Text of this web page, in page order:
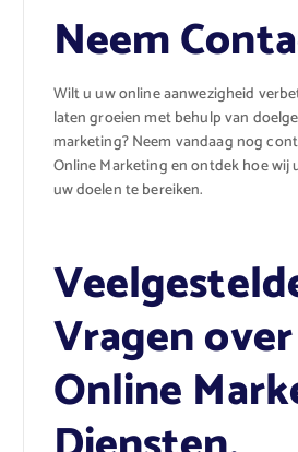
Neem
Wilt u uw online aanwezigheid
laten groeien met behulp van
marketing? Neem vandaag nog
Online Marketing en ontdek hoe wij
uw doelen te bereiken.
Vragen
Online